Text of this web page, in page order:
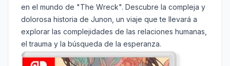
en el mundo de "The Wreck". Descubre la compleja y
dolorosa historia de Junon, un viaje que te llevará a
explorar las complejidades de las relaciones humanas,
el trauma y la búsqueda de la esperanza.